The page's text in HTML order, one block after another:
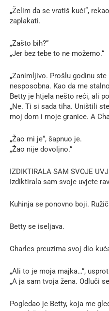
„Želim da se vratiš kući“,
zaplakati.
„Zašto bih?“
„Jer bez tebe to ne možemo.“
„Zanimljivo. Prošlu godinu
nesposobna. Kao da me
Betty je htjela nešto reći, ali
„Ne. Ti si sada tiha. Uništili
moj dom i moje granice. A
„Žao mi je“, šapnuo je.
„Žao nije dovoljno.“
IZDIKTIRALA SAM SVOJE
Izdiktirala sam svoje uvjete
Kuhinja se ponovno boji.
Betty se iseljava.
Charles preuzima svoj dio
„Ali to je moja majka…“,
„A ja sam tvoja žena. Odluči
Pogledao je Betty, koja me